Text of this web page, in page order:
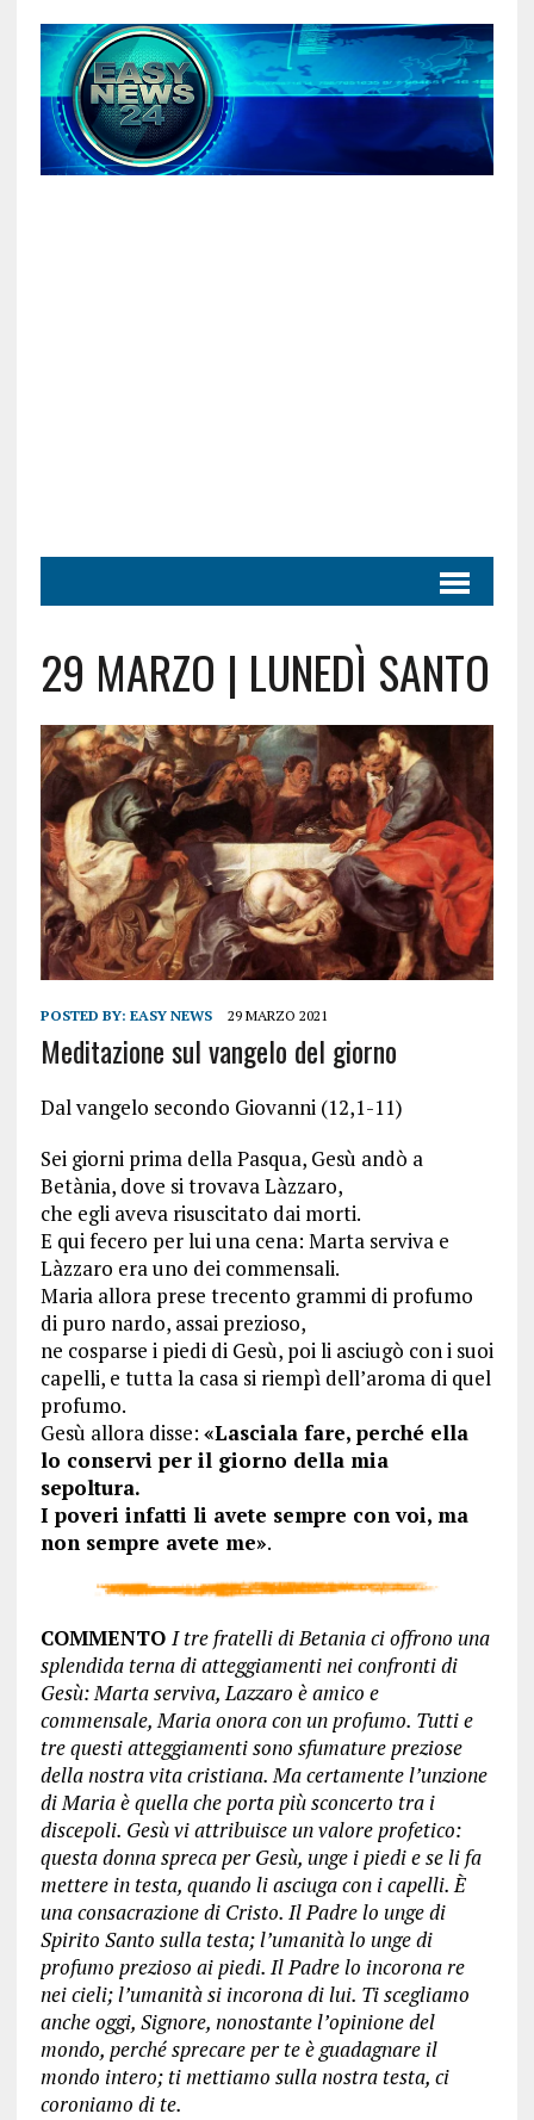
29 MARZO | LUNEDÌ SANTO
POSTED BY: EASY NEWS 29 MARZO 2021
Meditazione sul vangelo del giorno
Dal vangelo secondo Giovanni (12,1-11)
Sei giorni prima della Pasqua, Gesù andò a
Betània, dove si trovava Làzzaro,
che egli aveva risuscitato dai morti.
E qui fecero per lui una cena: Marta serviva e
Làzzaro era uno dei commensali.
Maria allora prese trecento grammi di profumo
di puro nardo, assai prezioso,
ne cosparse i piedi di Gesù, poi li asciugò con i suoi
capelli, e tutta la casa si riempì dell’aroma di quel
profumo.
Gesù allora disse: «Lasciala fare, perché ella
lo conservi per il giorno della mia
sepoltura.
I poveri infatti li avete sempre con voi, ma
non sempre avete me».
COMMENTO I tre fratelli di Betania ci offrono una
splendida terna di atteggiamenti nei confronti di
Gesù: Marta serviva, Lazzaro è amico e
commensale, Maria onora con un profumo. Tutti e
tre questi atteggiamenti sono sfumature preziose
della nostra vita cristiana. Ma certamente l’unzione
di Maria è quella che porta più sconcerto tra i
discepoli. Gesù vi attribuisce un valore profetico:
questa donna spreca per Gesù, unge i piedi e se li fa
mettere in testa, quando li asciuga con i capelli. È
una consacrazione di Cristo. Il Padre lo unge di
Spirito Santo sulla testa; l’umanità lo unge di
profumo prezioso ai piedi. Il Padre lo incorona re
nei cieli; l’umanità si incorona di lui. Ti scegliamo
anche oggi, Signore, nonostante l’opinione del
mondo, perché sprecare per te è guadagnare il
mondo intero; ti mettiamo sulla nostra testa, ci
coroniamo di te.